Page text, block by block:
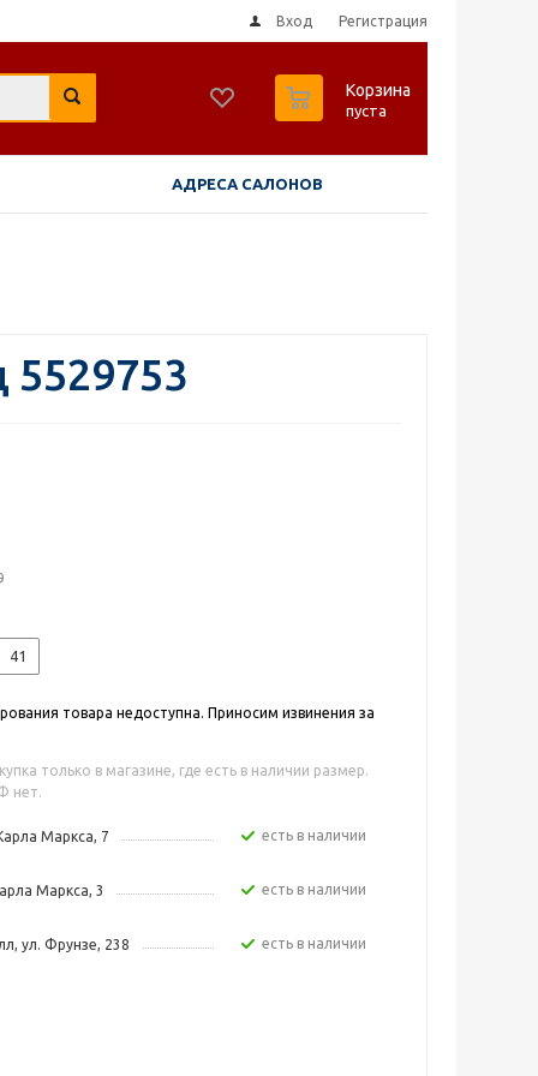
Вход Регистрация
Корзина
пуста
АДРЕСА САЛОНОВ
41
товара недоступна. Приносим извинения за
только в магазине, где есть в наличии размер.
нет.
Маркса, 7 Есть в наличии
Маркса, 3 Есть в наличии
ул. Фрунзе, 238 Есть в наличии